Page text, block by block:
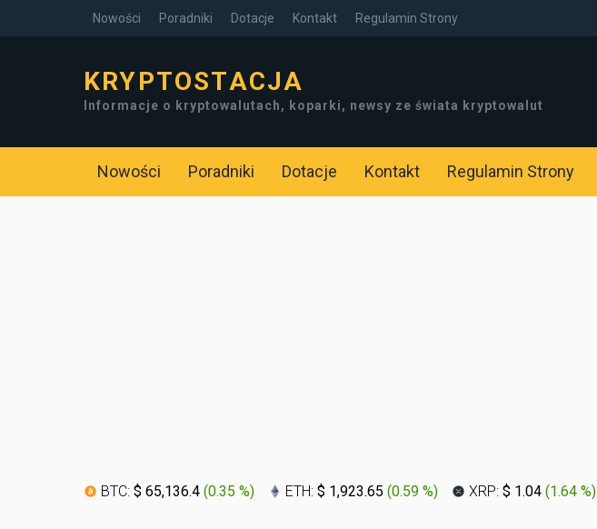
Nowości Poradniki Dotacje Kontakt Regulamin Strony
KRYPTOSTACJA
Informacje o kryptowalutach, koparki, newsy ze świata kryptowalut
Nowości Poradniki Dotacje Kontakt Regulamin Strony
BTC: $ 65,136.4 (0.35 %) ETH: $ 1,923.65 (0.59 %) XRP: $ 1.04 (1.64 %)